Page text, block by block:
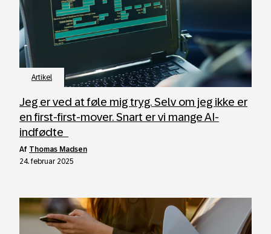
Artikel
Jeg er ved at føle mig tryg. Selv om jeg ikke er
en first-first-mover. Snart er vi mange AI-
indfødte
af Thomas Madsen
24. februar 2025